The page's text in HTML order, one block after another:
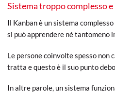
Sistema troppo complesso
Il Kanban è un sistema
si può apprendere né tantomeno
Le persone coinvolte spesso non
tratta e questo è il suo punto
In altre parole, un sistema